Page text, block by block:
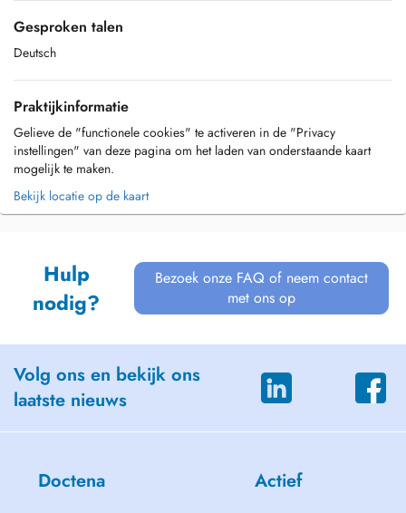
Gesproken talen
Deutsch
Praktijkinformatie
Gelieve de "functionele cookies" te activeren in de "Privacy
instellingen" van deze pagina om het laden van onderstaande kaart
mogelijk te maken.
Bekijk locatie op de kaart
Hulp
nodig?
Bezoek onze FAQ of neem contact
met ons op
Volg ons en bekijk ons
laatste nieuws
Doctena Actief